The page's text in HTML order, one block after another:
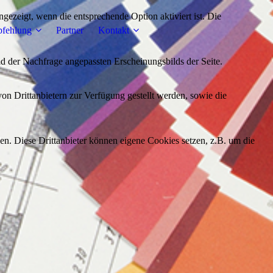
Partner Kontakt
wenn die entsprechende Option aktiviert ist. Die
Nachfrage angepassten Erscheinungsbilds der Seite.
Drittanbietern zur Verfügung gestellt werden, sowie die
Diese Drittanbieter können eigene Cookies setzen, z.B. um die